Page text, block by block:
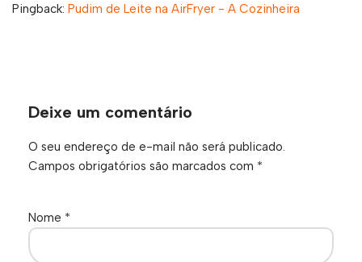
Pingback: Pudim de Leite na AirFryer - A Cozinheira
Deixe um comentário
O seu endereço de e-mail não será publicado.
Campos obrigatórios são marcados com *
Nome *